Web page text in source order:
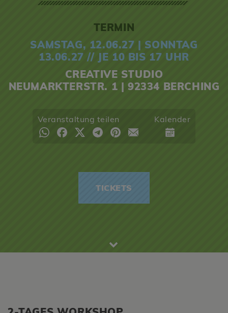
TERMIN
SAMSTAG, 12.06.27 | SONNTAG
13.06.27 // JE 10 BIS 17 UHR
CREATIVE STUDIO
NEUMARKTERSTR. 1 | 92334 BERCHING
Veranstaltung teilen Kalender
TICKETS